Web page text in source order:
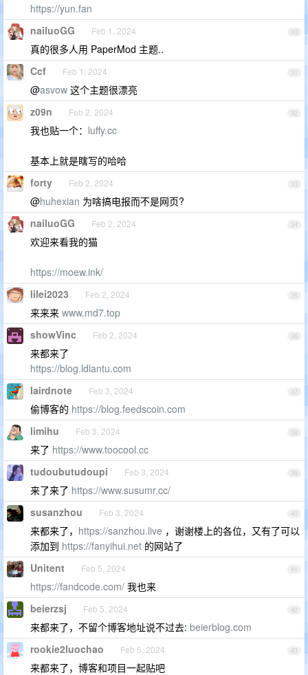
https://yun.fan
30
nailuoGG Feb 1, 2024
真的很多人用 PaperMod 主题..
31
Ccf Feb 1, 2024
@asvow 这个主题很漂亮
32
z09n Feb 2, 2024
我也贴一个： luffy.cc
基本上就是瞎写的哈哈
33
forty Feb 2, 2024
@huhexian 为啥搞电报而不是网页?
34
nailuoGG Feb 2, 2024
欢迎来看我的猫
https://moew.ink/
35
lilei2023 Feb 2, 2024
来来来 www.md7.top
36
showVinc Feb 2, 2024
来都来了
https://blog.ldlantu.com
37
lairdnote Feb 3, 2024
偷博客的 https://blog.feedscoin.com
38
limihu Feb 3, 2024
来了 https://www.toocool.cc
39
tudoubutudoupi Feb 3, 2024
来了来了 https://www.susumr.cc/
40
susanzhou Feb 3, 2024
来都来了， https://sanzhou.live ，谢谢楼上的各位，又有了可以
添加到 https://fanyihui.net 的网站了
41
Unitent Feb 5, 2024
https://fandcode.com/ 我也来
42
beierzsj Feb 5, 2024
来都来了，不留个博客地址说不过去: beierblog.com
43
rookie2luochao Feb 5, 2024
来都来了，博客和项目一起贴吧